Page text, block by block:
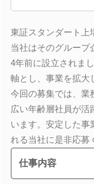
東証スタンダート上
当社はそのグループ
4年前に設立されま
軸とし、事業を拡大
今回の募集では、業
広い年齢層社員が活
います。安定した事
れる当社に是非応募
仕事内容